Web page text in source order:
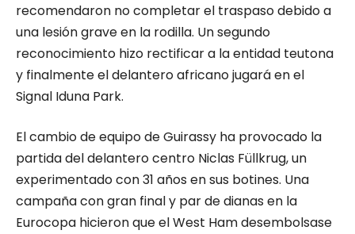
recomendaron no completar el traspaso debido a
una lesión grave en la rodilla. Un segundo
reconocimiento hizo rectificar a la entidad teutona
y finalmente el delantero africano jugará en el
Signal Iduna Park.
El cambio de equipo de Guirassy ha provocado la
partida del delantero centro Niclas Füllkrug, un
experimentado con 31 años en sus botines. Una
campaña con gran final y par de dianas en la
Eurocopa hicieron que el West Ham desembolsase